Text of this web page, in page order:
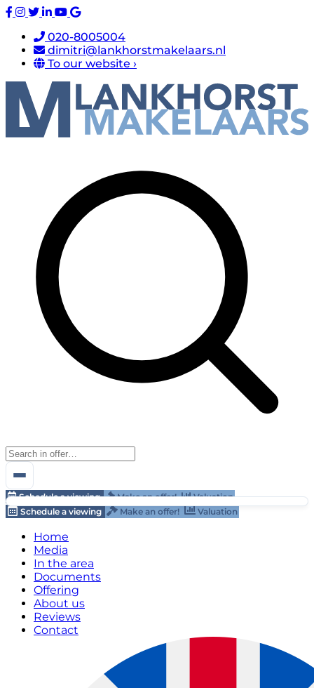
020-8005004
dimitri@lankhorstmakelaars.nl
To our website ›
Schedule a viewing Make an offer!
Valuation
Schedule a viewing
Make an offer! Valuation
Home
Media
In the area
Documents
Offering
About us
Reviews
Contact